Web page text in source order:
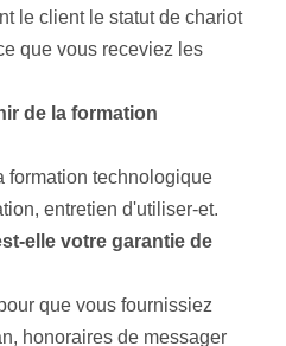
le client le statut de chariot
que vous receviez les
de la formation
formation technologique
entretien d'utiliser-et.
elle votre garantie de
que vous fournissiez
honoraires de messager